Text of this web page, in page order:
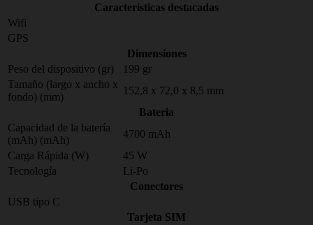
Características destacadas
Wifi
GPS
Dimensiones
Peso del dispositivo (gr)
199 gr
Tamaño (largo x ancho x
fondo) (mm)
152,8 x 72,0 x 8,5 mm
Bateria
Capacidad de la batería
(mAh) (mAh)
4700 mAh
Carga Rápida (W)
45 W
Tecnología
Li-Po
Conectores
USB tipo C
Tarjeta SIM